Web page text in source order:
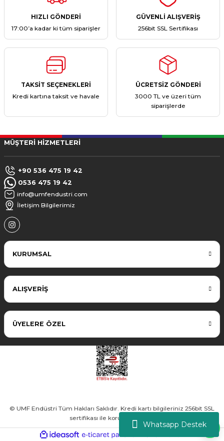
Whatsapp Destek
HIZLI GÖNDERİ
17:00’a kadar ki tüm siparişler
GÜVENLİ ALIŞVERİŞ
256bit SSL Sertifikası
TAKSİT SEÇENEKLERİ
Kredi kartına taksit ve havale
ÜCRETSİZ GÖNDERİ
3000 TL ve üzeri tüm
siparişlerde
MÜŞTERİ HİZMETLERİ
+90 536 475 19 42
0536 475 19 42
info@umfendustri.com
İletişim Bilgilerimiz
KURUMSAL
ALIŞVERİŞ
ÜYELERE ÖZEL
© UMF Endüstri Tüm Hakları Saklıdır. Kredi kartı bilgileriniz 256bit SSL
sertifikası ile korunmaktadır.
ideasoft